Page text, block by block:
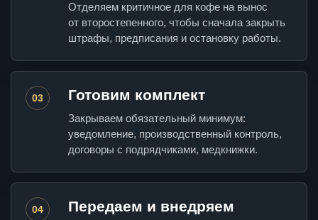
Отделяем критичное для кофе на вынос
от второстепенного, чтобы сначала закрыть
штрафы, предписания и остановку работы.
03 Готовим комплект
Закрываем обязательный минимум:
уведомление, производственный контроль,
договоры с подрядчиками, медкнижки.
04 Передаем и внедряем